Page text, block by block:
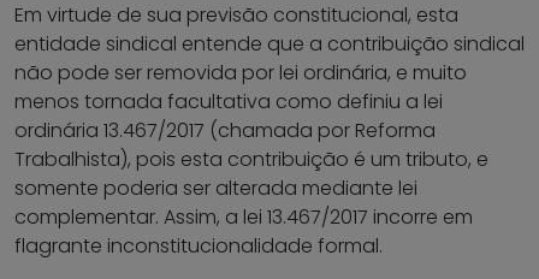
Em virtude de sua previsão constitucional, esta
entidade sindical entende que a contribuição sindical
não pode ser removida por lei ordinária, e muito
menos tornada facultativa como definiu a lei
ordinária 13.467/2017 (chamada por Reforma
Trabalhista), pois esta contribuição é um tributo, e
somente poderia ser alterada mediante lei
complementar. Assim, a lei 13.467/2017 incorre em
flagrante inconstitucionalidade formal.